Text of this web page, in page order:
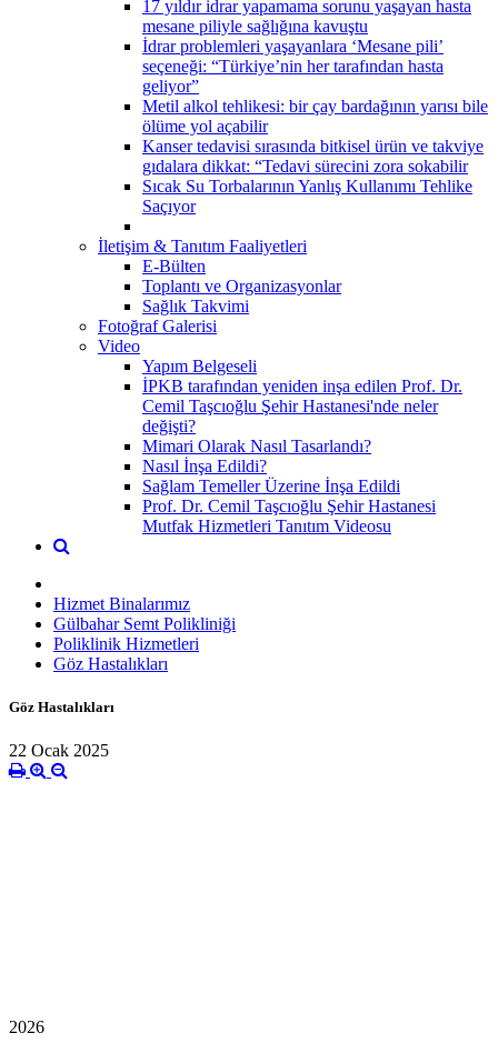
17 yıldır idrar yapamama sorunu yaşayan hasta
mesane piliyle sağlığına kavuştu
İdrar problemleri yaşayanlara ‘Mesane pili’
seçeneği: “Türkiye’nin her tarafından hasta
geliyor”
Metil alkol tehlikesi: bir çay bardağının yarısı bile
ölüme yol açabilir
Kanser tedavisi sırasında bitkisel ürün ve takviye
gıdalara dikkat: “Tedavi sürecini zora sokabilir
Sıcak Su Torbalarının Yanlış Kullanımı Tehlike
Saçıyor
İletişim & Tanıtım Faaliyetleri
E-Bülten
Toplantı ve Organizasyonlar
Sağlık Takvimi
Fotoğraf Galerisi
Video
Yapım Belgeseli
İPKB tarafından yeniden inşa edilen Prof. Dr.
Cemil Taşcıoğlu Şehir Hastanesi'nde neler
değişti?
Mimari Olarak Nasıl Tasarlandı?
Nasıl İnşa Edildi?
Sağlam Temeller Üzerine İnşa Edildi
Prof. Dr. Cemil Taşcıoğlu Şehir Hastanesi
Mutfak Hizmetleri Tanıtım Videosu
Hizmet Binalarımız
Gülbahar Semt Polikliniği
Poliklinik Hizmetleri
Göz Hastalıkları
Göz Hastalıkları
22 Ocak 2025
2026